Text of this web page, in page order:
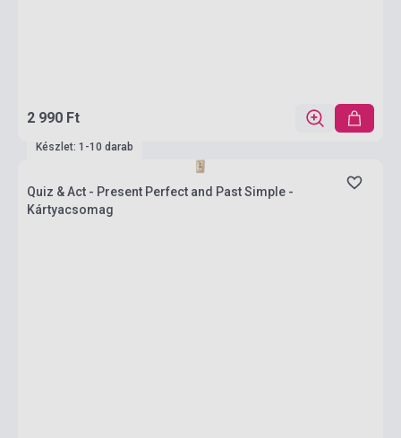
2 990 Ft
Készlet: 1-10 darab
Quiz & Act - Present Perfect and Past Simple -
Kártyacsomag